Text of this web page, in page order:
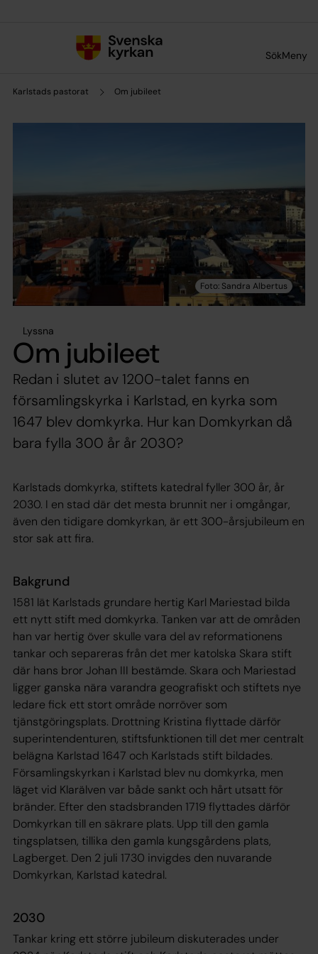
SökMeny
Karlstads pastorat Om jubileet
Lyssna
Om jubileet
Redan i slutet av 1200-talet fanns en
församlingskyrka i Karlstad, en kyrka som
1647 blev domkyrka. Hur kan Domkyrkan då
bara fylla 300 år år 2030?
Karlstads domkyrka, stiftets katedral fyller 300 år, år
2030. I en stad där det mesta brunnit ner i omgångar,
även den tidigare domkyrkan, är ett 300-årsjubileum en
stor sak att fira.
Bakgrund
1581 lät Karlstads grundare hertig Karl Mariestad bilda
ett nytt stift med domkyrka. Tanken var att de områden
han var hertig över skulle vara del av reformationens
tankar och separeras från det mer katolska Skara stift
där hans bror Johan III bestämde. Skara och Mariestad
ligger ganska nära varandra geografiskt och stiftets nye
ledare fick ett stort område norröver som
tjänstgöringsplats. Drottning Kristina flyttade därför
superintendenturen, stiftsfunktionen till det mer centralt
belägna Karlstad 1647 och Karlstads stift bildades.
Församlingskyrkan i Karlstad blev nu domkyrka, men
läget vid Klarälven var både sankt och hårt utsatt för
bränder. Efter den stadsbranden 1719 flyttades därför
Domkyrkan till en säkrare plats. Upp till den gamla
tingsplatsen, tillika den gamla kungsgårdens plats,
Lagberget. Den 2 juli 1730 invigdes den nuvarande
Domkyrkan, Karlstad katedral.
2030
Tankar kring ett större jubileum diskuterades under